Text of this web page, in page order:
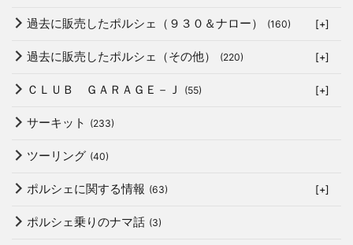
過去に販売したポルシェ（９３０＆ナロー） (160) [+]
過去に販売したポルシェ（その他） (220) [+]
ＣＬＵＢ ＧＡＲＡＧＥ－Ｊ (55) [+]
サーキット (233)
ツーリング (40)
ポルシェに関する情報 (63) [+]
ポルシェ乗りのナマ話 (3)